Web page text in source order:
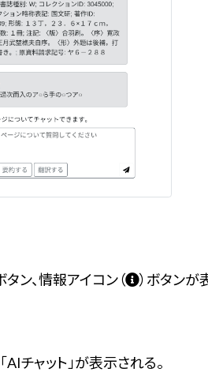
タン、情報アイコン（
）ボタンが
チャット」が表示される。